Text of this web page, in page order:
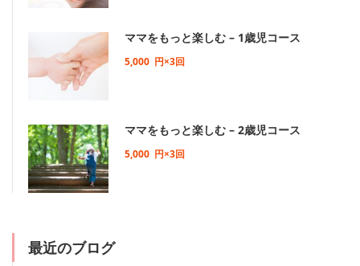
ママをもっと楽しむ – 1歳児コース
5,000 円×3回
ママをもっと楽しむ – 2歳児コース
5,000 円×3回
最近のブログ